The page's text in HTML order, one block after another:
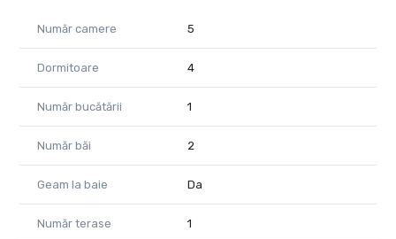
Număr camere 5
Dormitoare 4
Număr bucătării 1
Număr băi 2
Geam la baie Da
Număr terase 1